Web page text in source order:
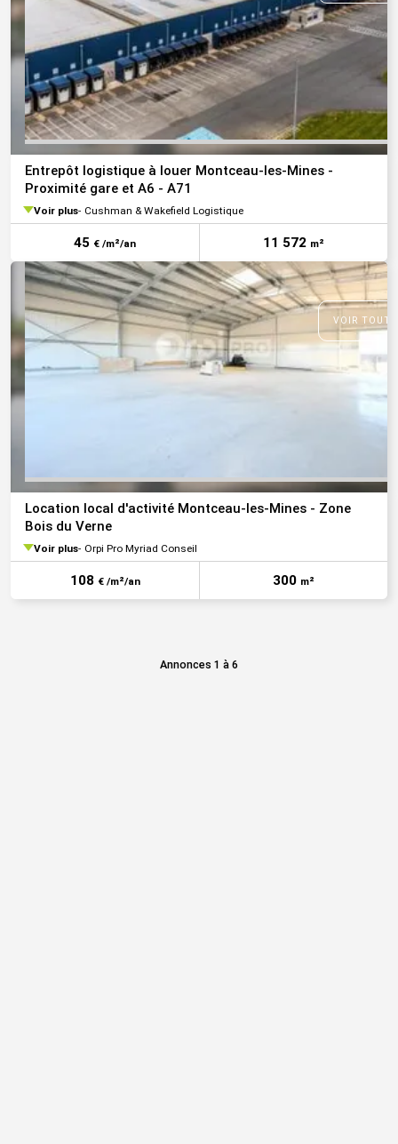
Entrepôt logistique à louer Montceau-les-Mines -
Proximité gare et A6 - A71
Voir plus Cushman & Wakefield Logistique
45 € /m²/an 11 572 m²
VOIR
Location local d'activité Montceau-les-Mines - Zone
Bois du Verne
Voir plus Orpi Pro Myriad Conseil
108 € /m²/an 300 m²
Annonces 1 à 6